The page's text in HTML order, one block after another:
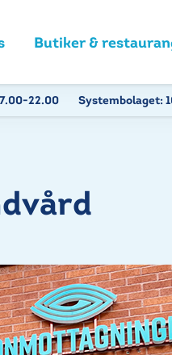
Butiker &
22.00 Systembolaget: